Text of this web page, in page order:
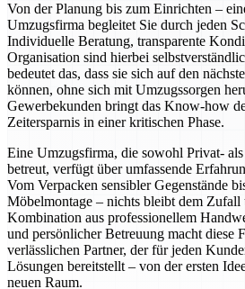
Von der Planung bis zum Einrichten –
Umzugsfirma begleitet Sie durch jeden
Individuelle Beratung, transparente
Organisation sind hierbei
bedeutet das, dass sie sich auf den
können, ohne sich mit Umzugssorgen
Gewerbekunden bringt das Know-how
Zeitersparnis in einer kritischen Phase.
Eine Umzugsfirma, die sowohl Privat-
betreut, verfügt über umfassende
Vom Verpacken sensibler Gegenstände
Möbelmontage – nichts bleibt dem Zufall
Kombination aus professionellem
und persönlicher Betreuung macht diese
verlässlichen Partner, der für jeden
Lösungen bereitstellt – von der ersten
neuen Raum.